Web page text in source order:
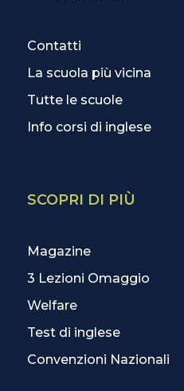
Contatti
La scuola più vicina
Tutte le scuole
Info corsi di inglese
SCOPRI DI PIÙ
Magazine
3 Lezioni Omaggio
Welfare
Test di inglese
Convenzioni Nazionali